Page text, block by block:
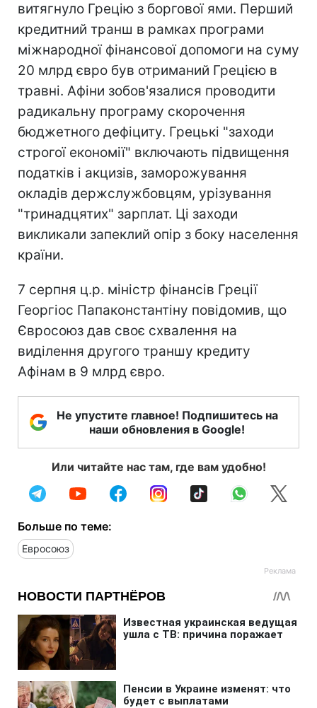
витягнуло Грецію з боргової ями. Перший
кредитний транш в рамках програми
міжнародної фінансової допомоги на суму
20 млрд євро був отриманий Грецією в
травні. Афіни зобов'язалися проводити
радикальну програму скорочення
бюджетного дефіциту. Грецькі "заходи
строгої економії" включають підвищення
податків і акцизів, заморожування
окладів держслужбовцям, урізування
"тринадцятих" зарплат. Ці заходи
викликали запеклий опір з боку населення
країни.
7 серпня ц.р. міністр фінансів Греції
Георгіос Папаконстантіну повідомив, що
Євросоюз дав своє схвалення на
виділення другого траншу кредиту
Афінам в 9 млрд євро.
Не упустите главное! Подпишитесь на
наши обновления в Google!
Или читайте нас там, где вам удобно!
Больше по теме:
Евросоюз